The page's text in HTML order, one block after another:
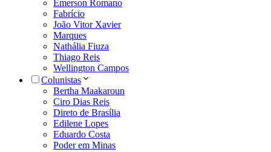
Emerson Romano
Fabrício
João Vitor Xavier
Marques
Nathália Fiuza
Thiago Reis
Wellington Campos
Colunistas
Bertha Maakaroun
Ciro Dias Reis
Direto de Brasília
Edilene Lopes
Eduardo Costa
Poder em Minas